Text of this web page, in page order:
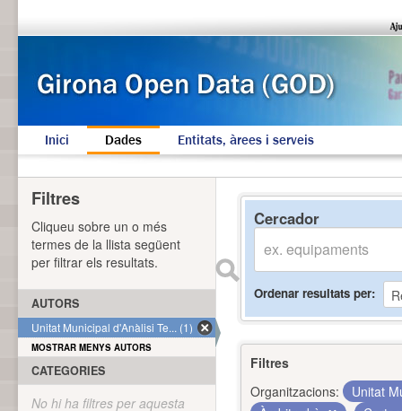
Inici Dades Entitats, àrees i serveis
Cercador
Ordenar resultats per
Filtres
Organitzacions:
Unitat
Filtres
Cliqueu sobre un o més
termes de la llista següent
per filtrar els resultats.
AUTORS
Unitat Municipal d'Anàlisi Te... (1)
MOSTRAR MENYS AUTORS
CATEGORIES
No hi ha filtres per aquesta